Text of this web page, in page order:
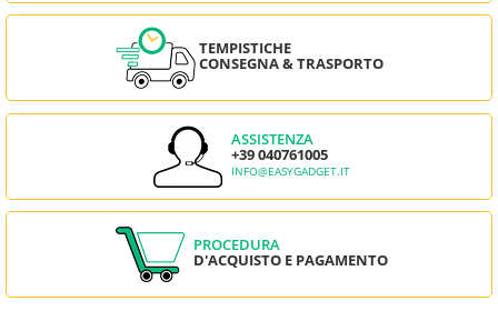
TEMPISTICHE
CONSEGNA & TRASPORTO
ASSISTENZA
+39 040761005
INFO@EASYGADGET.IT
PROCEDURA
D'ACQUISTO E PAGAMENTO